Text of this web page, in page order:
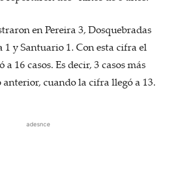
en Pereira 3, Dosquebradas
1 y Santuario 1. Con esta cifra el
16 casos. Es decir, 3 casos más
cuando la cifra llegó a 13.
adesnce